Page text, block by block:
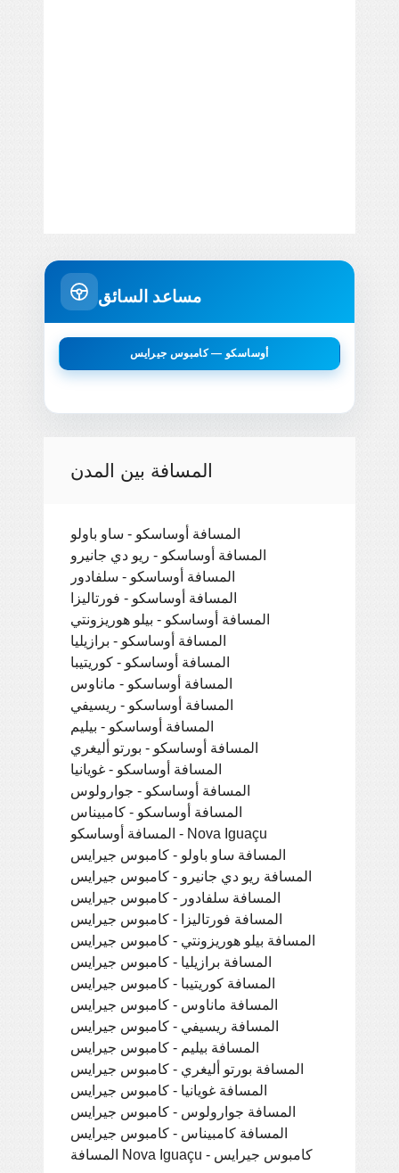
مساعد السائق
أوساسكو — كامبوس جيرايس
المسافة بين المدن
المسافة أوساسكو - ساو باولو
المسافة أوساسكو - ريو دي جانيرو
المسافة أوساسكو - سلفادور
المسافة أوساسكو - فورتاليزا
المسافة أوساسكو - بيلو هوريزونتي
المسافة أوساسكو - برازيليا
المسافة أوساسكو - كوريتيبا
المسافة أوساسكو - ماناوس
المسافة أوساسكو - ريسيفي
المسافة أوساسكو - بيليم
المسافة أوساسكو - بورتو أليغري
المسافة أوساسكو - غويانيا
المسافة أوساسكو - جوارولوس
المسافة أوساسكو - كامبيناس
المسافة أوساسكو - Nova Iguaçu
المسافة ساو باولو - كامبوس جيرايس
المسافة ريو دي جانيرو - كامبوس جيرايس
المسافة سلفادور - كامبوس جيرايس
المسافة فورتاليزا - كامبوس جيرايس
المسافة بيلو هوريزونتي - كامبوس جيرايس
المسافة برازيليا - كامبوس جيرايس
المسافة كوريتيبا - كامبوس جيرايس
المسافة ماناوس - كامبوس جيرايس
المسافة ريسيفي - كامبوس جيرايس
المسافة بيليم - كامبوس جيرايس
المسافة بورتو أليغري - كامبوس جيرايس
المسافة غويانيا - كامبوس جيرايس
المسافة جوارولوس - كامبوس جيرايس
المسافة كامبيناس - كامبوس جيرايس
المسافة Nova Iguaçu - كامبوس جيرايس